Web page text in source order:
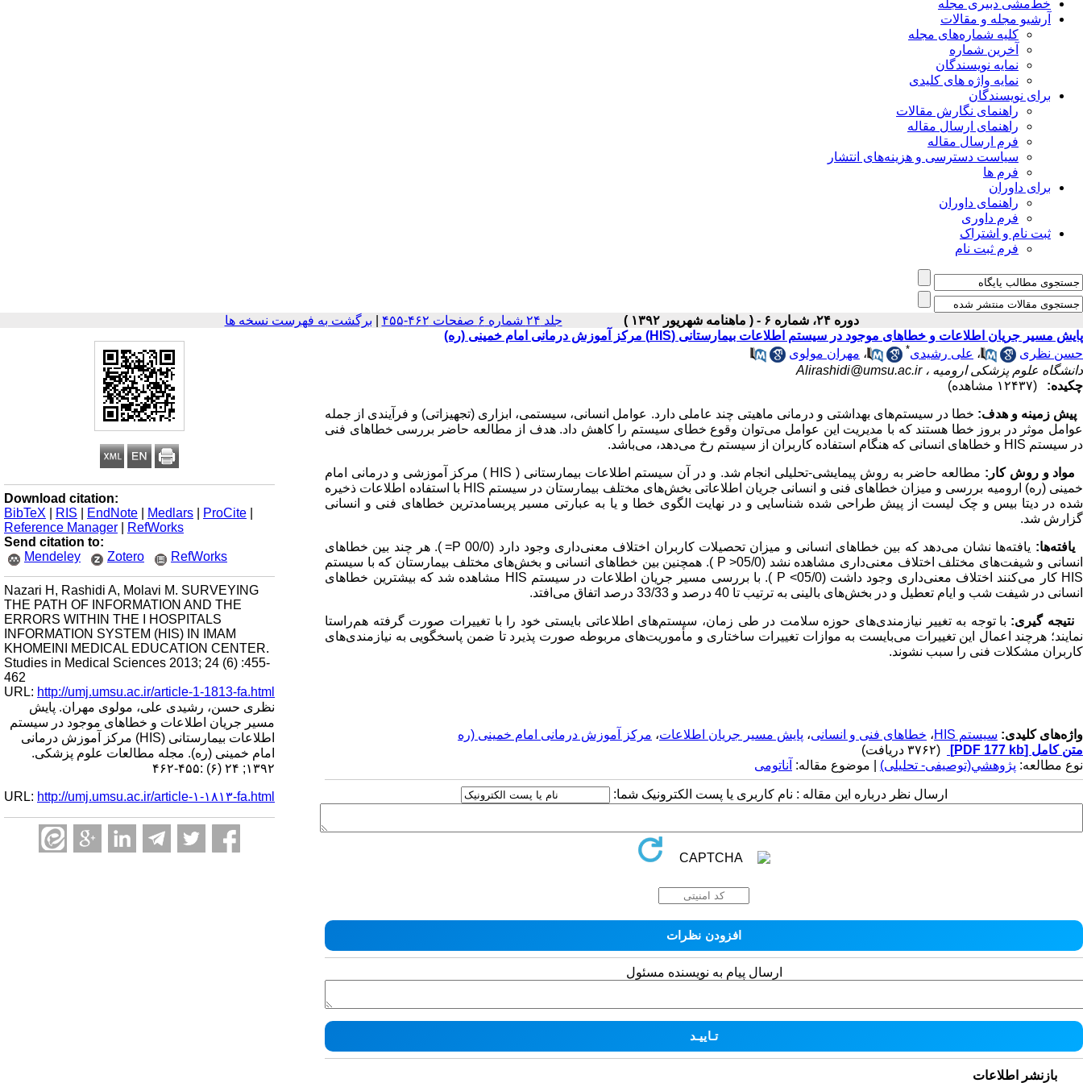
خط‌مشی دبیری مجله
آرشیو مجله و مقالات
کلیه شماره‌های مجله
آخرین شماره
نمایه نویسندگان
نمایه واژه های کلیدی
برای نویسندگان
راهنمای نگارش مقالات
راهنمای ارسال مقاله
فرم ارسال مقاله
سیاست دسترسی و هزینه‌های انتشار
فرم ها
برای داوران
راهنمای داوران
فرم داوری
ثبت نام و اشتراک
فرم ثبت نام
دوره ۲۴، شماره ۶ - ( ماهنامه شهریور ۱۳۹۲ ) جلد ۲۴ شماره ۶ صفحات ۴۶۲-۴۵۵ برگشت به فهرست نسخه ها
Download citation:
BibTeX
RIS EndNote Medlars ProCite
Reference Manager
RefWorks
Send citation to:
Mendeley
Zotero RefWorks
Nazari H, Rashidi A, Molavi M. SURVEYING
THE PATH OF INFORMATION AND THE
ERRORS WITHIN THE I HOSPITALS
INFORMATION SYSTEM (HIS) IN IMAM
KHOMEINI MEDICAL EDUCATION CENTER.
Studies in Medical Sciences 2013; 24 (6) :455-
462
URL: http://umj.umsu.ac.ir/article-1-1813-fa.html
نظری حسن، رشیدی علی، مولوی مهران. پایش
مسیر جریان اطلاعات و خطاهای موجود در سیستم
اطلاعات بیمارستانی (HIS) مرکز آموزش درمانی
امام خمینی (ره). مجله مطالعات علوم پزشکی.
۱۳۹۲; ۲۴ (۶) :۴۵۵-۴۶۲
URL: http://umj.umsu.ac.ir/article-۱-۱۸۱۳-fa.html
پایش مسیر جریان اطلاعات و خطاهای موجود در سیستم اطلاعات بیمارستانی (HIS) مرکز آموزش درمانی امام خمینی (ره)
حسن نظری
، علی رشیدی* ، مهران مولوی
دانشگاه علوم پزشکی ارومیه ،Alirashidi@umsu.ac.ir
چکیده:
(۱۲۴۳۷ مشاهده)
پیش زمینه و هدف: خطا در سیستم‌های بهداشتی و درمانی ماهیتی چند عاملی دارد. عوامل انسانی، سیستمی، ابزاری (تجهیزاتی) و فرآیندی از جمله
عوامل موثر در بروز خطا هستند که با مدیریت این عوامل می‌توان وقوع خطای سیستم را کاهش داد. هدف از مطالعه حاضر بررسی خطاهای فنی
در سیستم HIS و خطاهای انسانی که هنگام استفاده کاربران از سیستم رخ می‌دهد، می‌باشد.
مواد و روش کار:
مطالعه حاضر به روش پیمایشی-تحلیلی انجام شد. و در آن سیستم اطلاعات بیمارستانی ( HIS ) مرکز آموزشی و درمانی امام
خمینی (ره) ارومیه بررسی و میزان خطاهای فنی و انسانی جریان اطلاعاتی بخش‌های مختلف بیمارستان در سیستم HIS با استفاده اطلاعات ذخیره
شده در دیتا بیس و چک لیست از پیش طراحی شده شناسایی و در نهایت الگوی خطا و یا به عبارتی مسیر پربسامدترین خطاهای فنی و انسانی
گزارش شد.
یافته‌ها:
یافته‌ها نشان می‌دهد که بین خطاهای انسانی و میزان تحصیلات کاربران اختلاف معنی‌داری وجود دارد (00/0 P= ). هر چند بین خطاهای
انسانی و شیفت‌های مختلف اختلاف معنی‌داری مشاهده نشد (05/0< P ). همچنین بین خطاهای انسانی و بخش‌های مختلف بیمارستان که با سیستم
HIS کار می‌کنند اختلاف معنی‌داری وجود داشت (05/0> P ). با بررسی مسیر جریان اطلاعات در سیستم HIS مشاهده شد که بیشترین خطاهای
انسانی در شیفت شب و ایام تعطیل و در بخش‌های بالینی به ترتیب تا 40 درصد و 33/33 درصد اتفاق می‌افتد.
نتیجه گیری: با توجه به تغییر نیازمندی‌های حوزه سلامت در طی زمان، سیستم‌های اطلاعاتی بایستی خود را با تغییرات صورت گرفته هم‌راستا
نمایند؛ هرچند اعمال این تغییرات می‌بایست به موازات تغییرات ساختاری و مأموریت‌های مربوطه صورت پذیرد تا ضمن پاسخگویی به نیازمندی‌های
کاربران مشکلات فنی را سبب نشوند.
واژه‌های کلیدی: سیستم HIS ، خطاهای فنی و انسانی، پایش مسیر جریان اطلاعات، مرکز آموزش درمانی امام خمینی (ره
متن کامل [PDF 177 kb]
(۳۷۶۲ دریافت)
نوع مطالعه: پژوهشي(توصیفی- تحلیلی) | موضوع مقاله: آناتومی
ارسال نظر درباره این مقاله : نام کاربری یا پست الکترونیک شما:
ارسال پیام به نویسنده مسئول
بازنشر اطلاعات